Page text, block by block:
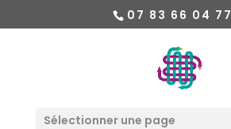
07 83 66 04 77
Sélectionner une page